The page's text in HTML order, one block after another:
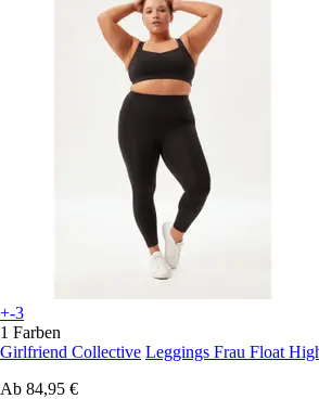
+-3
1 Farben
Girlfriend Collective Leggings Frau Float
Ab 84,95 €